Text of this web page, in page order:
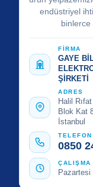
endüstriyel
binlerce
FİRMA
GAYE
ŞİRKETİ
ADRES
Halil
Blok Kat
İstanbul
TELEFON
0850
ÇALIŞMA